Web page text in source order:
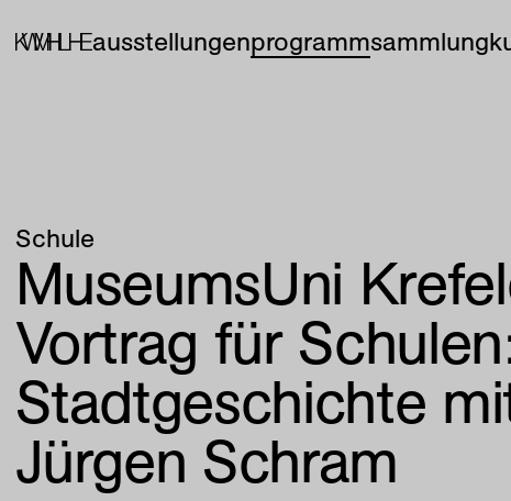
ausstellungenprogrammsammlung
Schule
MuseumsUni
Vortrag für
Stadtgeschichte
Jürgen Schram